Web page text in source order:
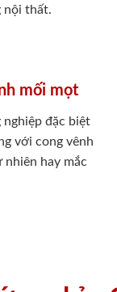
nội thất.
mối mọt
nghiệp đặc biệt
với cong vênh
hay mắc